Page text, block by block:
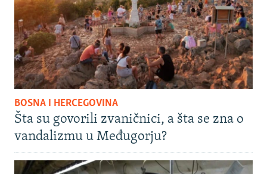
BOSNA I HERCEGOVINA
Šta su govorili zvaničnici, a šta se zna o
vandalizmu u Međugorju?